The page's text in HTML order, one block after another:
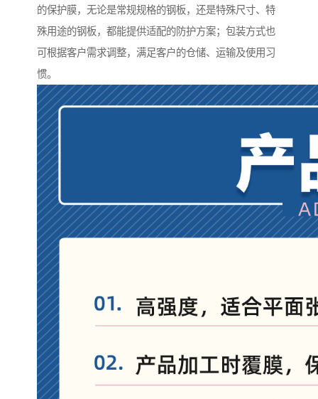
的保护膜，无论是常规规格的钢板，还是特殊尺寸、特
殊用途的钢板，都能提供适配的防护方案；包装方式也
可根据客户需求调整，满足客户的仓储、运输及使用习
惯。